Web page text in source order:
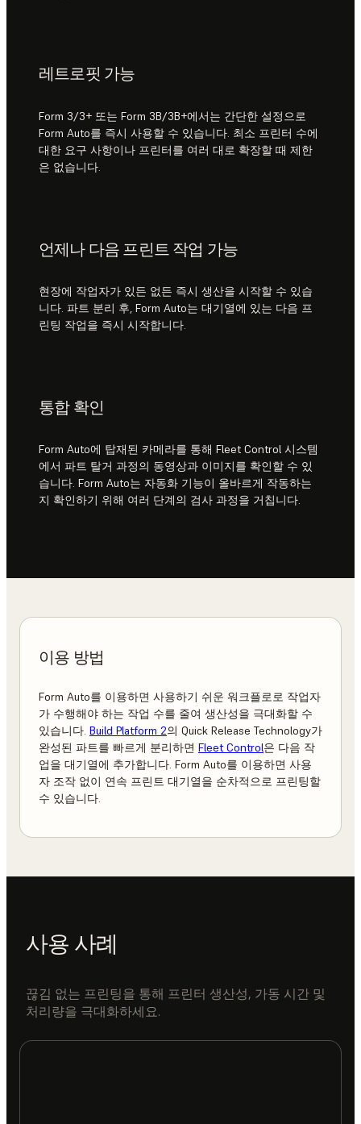
레트로핏 가능
Form 3/3+ 또는 Form 3B/3B+에서는 간단한 설정으로
Form Auto를 즉시 사용할 수 있습니다. 최소 프린터 수에
대한 요구 사항이나 프린터를 여러 대로 확장할 때 제한
은 없습니다.
언제나 다음 프린트 작업 가능
현장에 작업자가 있든 없든 즉시 생산을 시작할 수 있습
니다. 파트 분리 후, Form Auto는 대기열에 있는 다음 프
린팅 작업을 즉시 시작합니다.
통합 확인
Form Auto에 탑재된 카메라를 통해 Fleet Control 시스템
에서 파트 탈거 과정의 동영상과 이미지를 확인할 수 있
습니다. Form Auto는 자동화 기능이 올바르게 작동하는
지 확인하기 위해 여러 단계의 검사 과정을 거칩니다.
이용 방법
Form Auto를 이용하면 사용하기 쉬운 워크플로로 작업자
가 수행해야 하는 작업 수를 줄여 생산성을 극대화할 수
있습니다. Build Platform 2의 Quick Release Technology가
완성된 파트를 빠르게 분리하면 Fleet Control은 다음 작
업을 대기열에 추가합니다. Form Auto를 이용하면 사용
자 조작 없이 연속 프린트 대기열을 순차적으로 프린팅할
수 있습니다.
사용 사례
끊김 없는 프린팅을 통해 프린터 생산성, 가동 시간 및
처리량을 극대화하세요.